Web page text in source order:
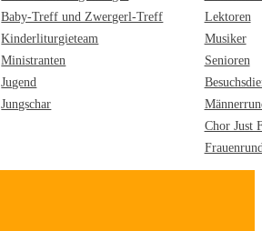
Baby-Treff und Zwergerl-Treff
Kinderliturgieteam
Ministranten
Jugend
Jungschar
Lektoren
Musiker
Senioren
Chor Just